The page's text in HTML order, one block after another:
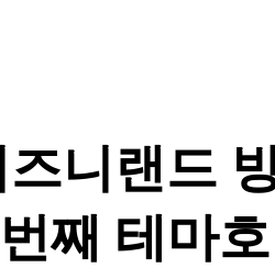
니랜드
째 테마